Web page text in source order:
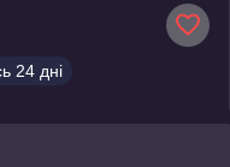
24 дні